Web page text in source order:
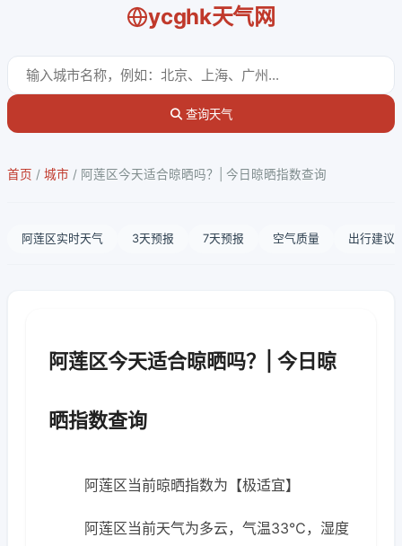
ycghk天气网
查询天气
首页 / 城市 / 阿莲区今天适合晾晒吗？| 今日晾晒指数查询
阿莲区实时天气 3天预报 7天预报 空气质量 出行建议
阿莲区今天适合晾晒吗？| 今日晾
晒指数查询
阿莲区当前晾晒指数为【极适宜】
阿莲区当前天气为多云，气温33℃，湿度